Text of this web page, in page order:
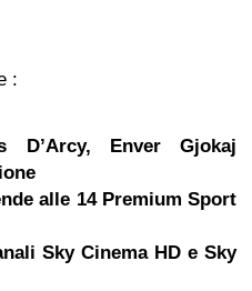
:
D’Arcy, Enver Gjokaj
alle 14 Premium Sport
Sky Cinema HD e Sky